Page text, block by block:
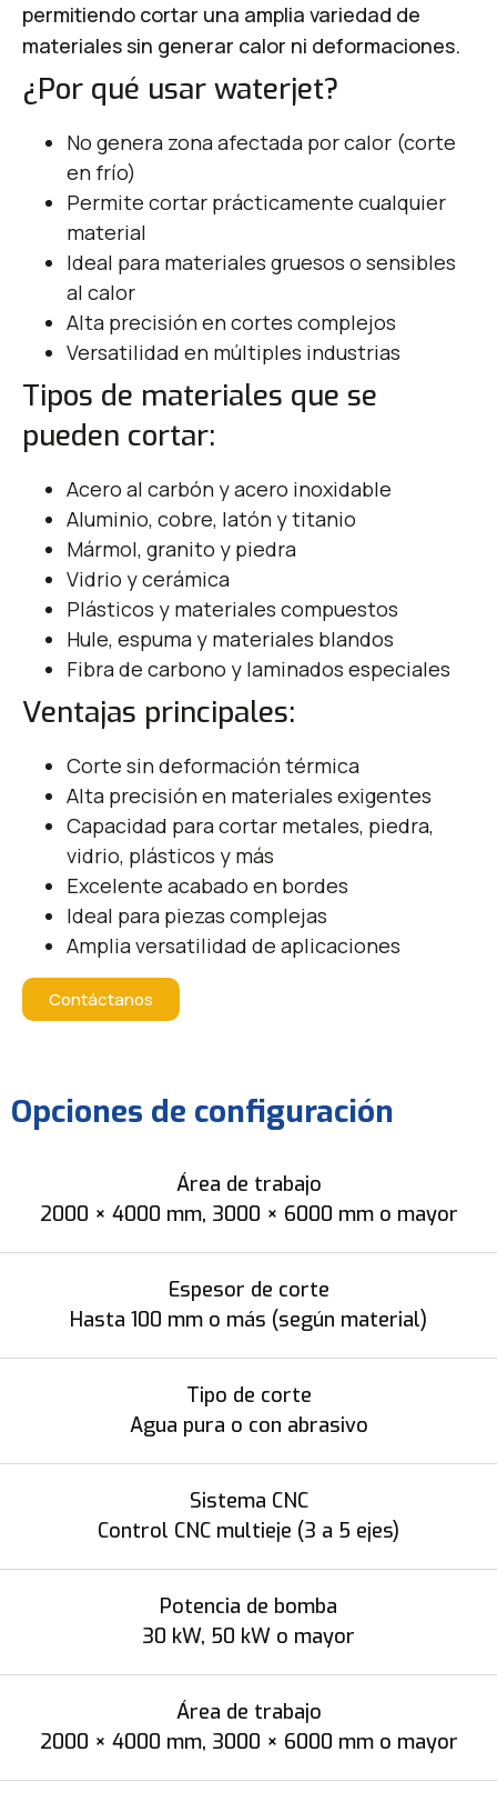
permitiendo cortar una amplia variedad de
materiales sin generar calor ni deformaciones.
¿Por qué usar waterjet?
No genera zona afectada por calor (corte
en frío)
Permite cortar prácticamente cualquier
material
Ideal para materiales gruesos o sensibles
al calor
Alta precisión en cortes complejos
Versatilidad en múltiples industrias
Tipos de materiales que se
pueden cortar:
Acero al carbón y acero inoxidable
Aluminio, cobre, latón y titanio
Mármol, granito y piedra
Vidrio y cerámica
Plásticos y materiales compuestos
Hule, espuma y materiales blandos
Fibra de carbono y laminados especiales
Ventajas principales:
Corte sin deformación térmica
Alta precisión en materiales exigentes
Capacidad para cortar metales, piedra,
vidrio, plásticos y más
Excelente acabado en bordes
Ideal para piezas complejas
Amplia versatilidad de aplicaciones
Contáctanos
Opciones de configuración
Área de trabajo
2000 × 4000 mm, 3000 × 6000 mm o mayor
Espesor de corte
Hasta 100 mm o más (según material)
Tipo de corte
Agua pura o con abrasivo
Sistema CNC
Control CNC multieje (3 a 5 ejes)
Potencia de bomba
30 kW, 50 kW o mayor
Área de trabajo
2000 × 4000 mm, 3000 × 6000 mm o mayor